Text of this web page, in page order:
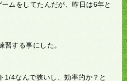
ムをしてたんだが、昨日は6年と
習する事にした。
1/4なんで狭いし、効率的か？と